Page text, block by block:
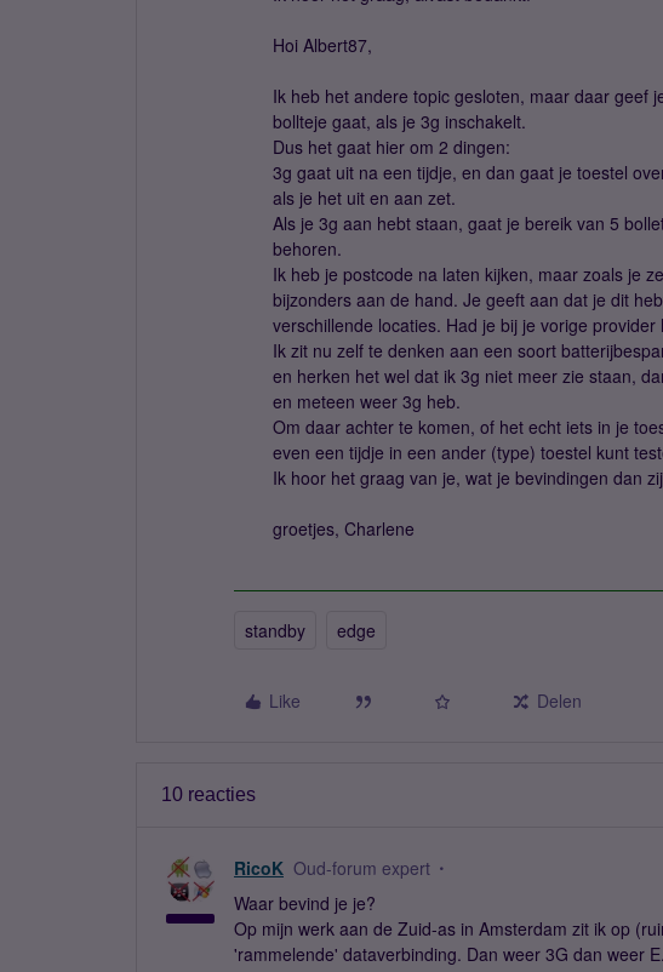
Hoi Albert87,
Ik heb het andere topic gesloten, maar daar geef
bollteje gaat, als je 3g inschakelt.
Dus het gaat hier om 2 dingen:
3g gaat uit na een tijdje, en dan gaat je toestel
als je het uit en aan zet.
Als je 3g aan hebt staan, gaat je bereik van 5
behoren.
Ik heb je postcode na laten kijken, maar zoals je
bijzonders aan de hand. Je geeft aan dat je dit
verschillende locaties. Had je bij je vorige provider
Ik zit nu zelf te denken aan een soort
en herken het wel dat ik 3g niet meer zie staan,
en meteen weer 3g heb.
Om daar achter te komen, of het echt iets in je
even een tijdje in een ander (type) toestel kunt
Ik hoor het graag van je, wat je bevindingen dan
groetjes, Charlene
standby edge
Like Delen
10 reacties
RicoK Oud-forum expert
Waar bevind je je?
Op mijn werk aan de Zuid-as in Amsterdam zit ik op
'rammelende' dataverbinding. Dan weer 3G dan weer